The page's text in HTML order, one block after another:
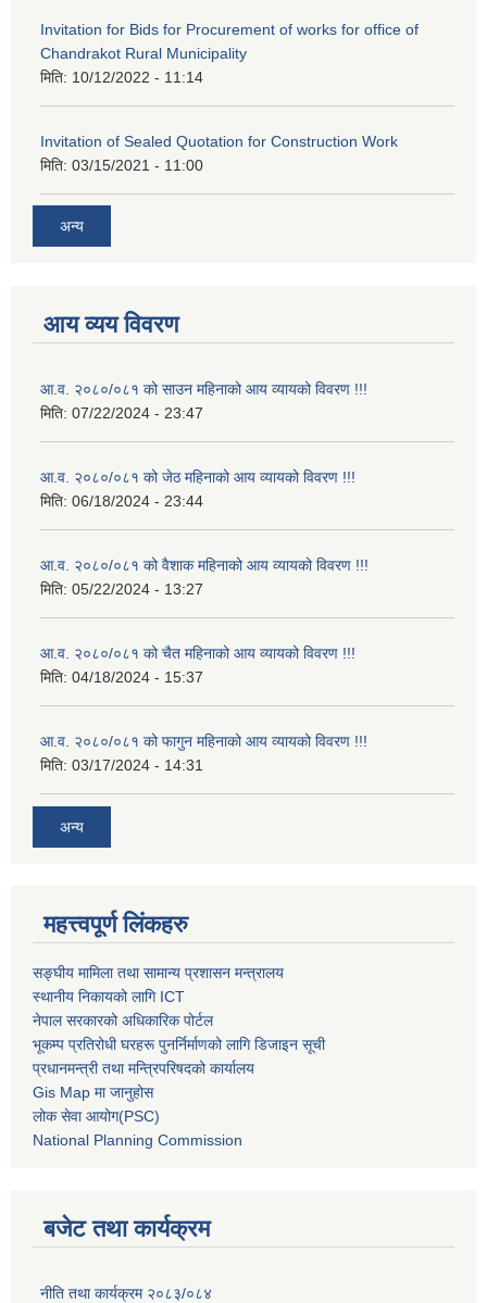
Invitation for Bids for Procurement of works for office of
Chandrakot Rural Municipality
मिति: 10/12/2022 - 11:14
Invitation of Sealed Quotation for Construction Work
मिति: 03/15/2021 - 11:00
अन्य
आय व्यय विवरण
आ.व. २०८०/०८१ को साउन महिनाको आय व्यायको विवरण !!!
मिति: 07/22/2024 - 23:47
आ.व. २०८०/०८१ को जेठ महिनाको आय व्यायको विवरण !!!
मिति: 06/18/2024 - 23:44
आ.व. २०८०/०८१ को वैशाक महिनाको आय व्यायको विवरण !!!
मिति: 05/22/2024 - 13:27
आ.व. २०८०/०८१ को चैत महिनाको आय व्यायको विवरण !!!
मिति: 04/18/2024 - 15:37
आ.व. २०८०/०८१ को फागुन महिनाको आय व्यायको विवरण !!!
मिति: 03/17/2024 - 14:31
अन्य
महत्त्वपूर्ण लिंकहरु
सङ्घीय मामिला तथा सामान्य प्रशासन मन्त्रालय
स्थानीय निकायको लागि ICT
नेपाल सरकारको अधिकारिक पोर्टल
भूकम्प प्रतिरोधी घरहरू पुनर्निर्माणको लागि डिजाइन सूची
प्रधानमन्त्री तथा मन्त्रिपरिषदको कार्यालय
Gis Map मा जानुहोस
लोक सेवा आयोग(PSC)
National Planning Commission
बजेट तथा कार्यक्रम
नीति तथा कार्यक्रम २०८३/०८४